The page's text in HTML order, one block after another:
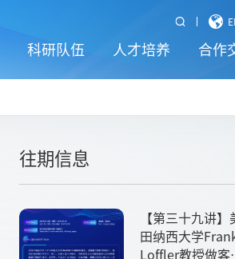
科研队伍 人才培养 合作
往期信息
【第三十九讲】
田纳西大学
Loffler教授做客